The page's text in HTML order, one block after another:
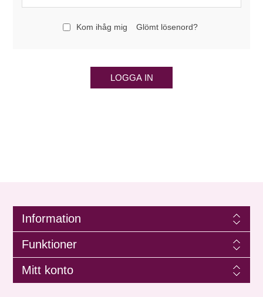
Kom ihåg mig Glömt lösenord?
LOGGA IN
Information
Funktioner
Mitt konto